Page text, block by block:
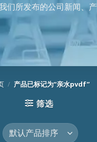
们所发布的公司新闻、
/ 产品已标记为“亲水pvdf”
筛选